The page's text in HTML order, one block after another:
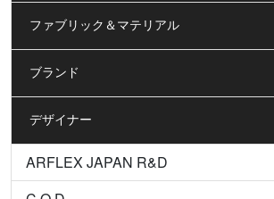
ファブリック＆マテリアル
ブランド
デザイナー
ARFLEX JAPAN R&D